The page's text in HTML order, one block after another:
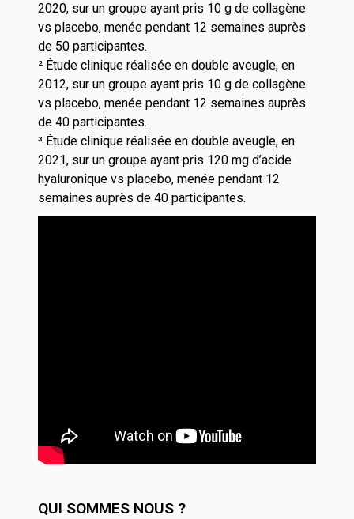
2020, sur un groupe ayant pris 10 g de collagène
vs placebo, menée pendant 12 semaines auprès
de 50 participantes.
² Étude clinique réalisée en double aveugle, en
2012, sur un groupe ayant pris 10 g de collagène
vs placebo, menée pendant 12 semaines auprès
de 40 participantes.
³ Étude clinique réalisée en double aveugle, en
2021, sur un groupe ayant pris 120 mg d’acide
hyaluronique vs placebo, menée pendant 12
semaines auprès de 40 participantes.
QUI SOMMES NOUS ?